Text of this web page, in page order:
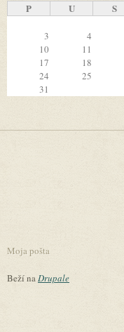
P U S
3
4
10
11
17
18
24
25
31
Moja pošta
Beží na Drupale